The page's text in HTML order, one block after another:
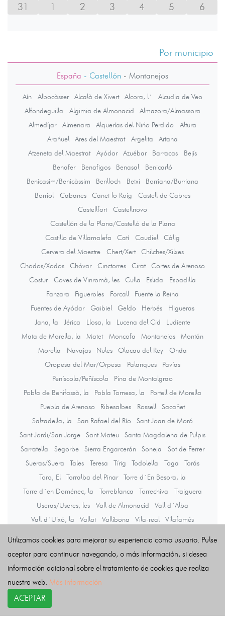
31
1 2 3 4 5 6
Por municipio
España - Castellón - Montanejos
Aín Albocàsser Alcalà de Xivert Alcora, l´
Alcudia de Veo
Alfondeguilla
Algimia de Almonacid
Almazora/Almassora
Almedíjar
Almenara Alquerías del Niño Perdido
Altura
Arañuel
Ares del Maestrat Argelita
Artana
Atzeneta del Maestrat
Ayódar Azuébar Barracas
Bejís
Benafer
Benafigos Benasal
Benicarló
Benicasim/Benicàssim
Benlloch Betxí
Borriana/Burriana
Borriol
Cabanes Canet lo Roig
Castell de Cabres
Castellfort
Castellnovo
Castellón de la Plana/Castelló de la Plana
Castillo de Villamalefa
Catí Caudiel
Càlig
Cervera del Maestre
Chert/Xert
Chilches/Xilxes
Chodos/Xodos
Chóvar Cinctorres Cirat
Cortes de Arenoso
Costur
Coves de Vinromà, les Culla Eslida
Espadilla
Fanzara
Figueroles Forcall
Fuente la Reina
Fuentes de Ayódar
Gaibiel Geldo Herbés
Higueras
Jana, la
Jérica Llosa, la Lucena del Cid
Ludiente
Mata de Morella, la
Matet Moncofa Montanejos
Montán
Morella
Navajas Nules Olocau del Rey
Onda
Oropesa del Mar/Orpesa
Palanques
Pavías
Peníscola/Peñíscola
Pina de Montalgrao
Pobla de Benifassà, la
Pobla Tornesa, la
Portell de Morella
Puebla de Arenoso
Ribesalbes Rossell
Sacañet
Salzadella, la
San Rafael del Río
Sant Joan de Moró
Sant Jordi/San Jorge
Sant Mateu
Santa Magdalena de Pulpis
Sarratella
Segorbe Sierra Engarcerán Soneja
Sot de Ferrer
Sueras/Suera
Tales Teresa Tírig Todolella Toga
Torás
Toro, El
Torralba del Pinar
Torre d´En Besora, la
Torre d´en Doménec, la
Torreblanca Torrechiva
Traiguera
Useras/Useres, les
Vall de Almonacid
Vall d´Alba
Vall d´Uixó, la
Vallat Vallibona Vila-real
Vilafamés
Utilizamos cookies para mejorar su experiencia como usuario. Pulse
aceptar para continuar navegando, o más información, si desea
información adicional sobre el tratamiento de cookies que realiza
nuestra web. Más información
ACEPTAR